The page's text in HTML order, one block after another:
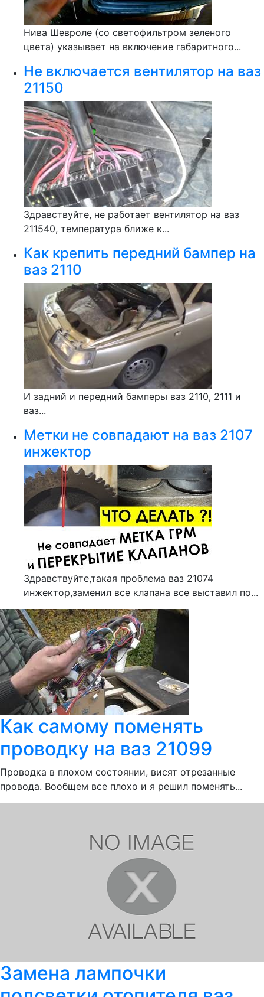
Нива Шевроле (со светофильтром зеленого
цвета) указывает на включение габаритного...
Не включается вентилятор на ваз
21150
Здравствуйте, не работает вентилятор на ваз
211540, температура ближе к...
Как крепить передний бампер на
ваз 2110
И задний и передний бамперы ваз 2110, 2111 и
ваз...
Метки не совпадают на ваз 2107
инжектор
Здравствуйте,такая проблема ваз 21074
инжектор,заменил все клапана все выставил по...
Как самому поменять
проводку на ваз 21099
Проводка в плохом состоянии, висят отрезанные
провода. Вообщем все плохо и я решил поменять...
Замена лампочки